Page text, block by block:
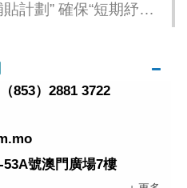
計劃” 確保“短期紓
853）2881 3722
號澳門廣場7樓